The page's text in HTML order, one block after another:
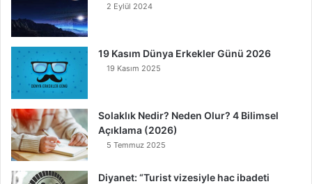
2 Eylül 2024
19 Kasım Dünya Erkekler Günü 2026
19 Kasım 2025
Solaklık Nedir? Neden Olur? 4 Bilimsel
Açıklama (2026)
5 Temmuz 2025
Diyanet: “Turist vizesiyle hac ibadeti